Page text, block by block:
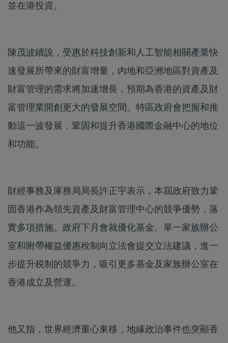
並在港投資。
陳茂波續說，受惠於科技創新和人工智能相關產業快
速發展所帶來的財富增量，內地和亞洲地區對資產及
財富管理的需求將加速增長，預期為香港的資產及財
富管理業開創更大的發展空間。特區政府會把握和推
動這一波發展，鞏固和提升香港國際金融中心的地位
和功能。
財經事務及庫務局局長許正宇表示，本屆政府致力鞏
固香港作為領先資產及財富管理中心的競爭優勢，落
實多項措施。政府下月會就優化基金、單一家族辦公
室和附帶權益優惠稅制向立法會提交立法建議，進一
步提升税制的競爭力，吸引更多基金及家族辦公室在
香港成立及營運。
他又指，世界經濟重心東移，地緣政治事件也突顯香